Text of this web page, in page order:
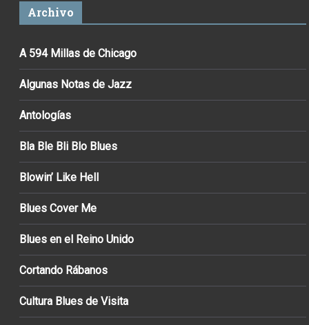
Archivo
A 594 Millas de Chicago
Algunas Notas de Jazz
Antologías
Bla Ble Bli Blo Blues
Blowin’ Like Hell
Blues Cover Me
Blues en el Reino Unido
Cortando Rábanos
Cultura Blues de Visita